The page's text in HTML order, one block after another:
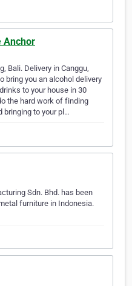
Anchor
Bali. Delivery in Canggu,
bring you an alcohol delivery
to your house in 30
the hard work of finding
bringing to your pl…
Sdn. Bhd. has been
furniture in Indonesia.